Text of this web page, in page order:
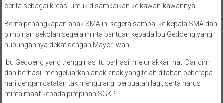
cerita sebagai kreasi untuk disampaikan ke kawan-kawannya.
Berita penangkapan anak SMA ini segera sampai ke kepala SMA dan
pimpinan sekolah segera minta bantuan kepada Ibu Gedoeng yang
hubungannya dekat dengan Mayor Iwan.
Ibu Gedoeng yang trengginas itu berhasil melunakkan hati Dandim
dan berhasil mengeluarkan anak-anak yang telah ditahan beberapa
hari dengan catatan tak mengulangi perbuatan lagi, serta harus
minta maaf kepada pimpinan SGKP.